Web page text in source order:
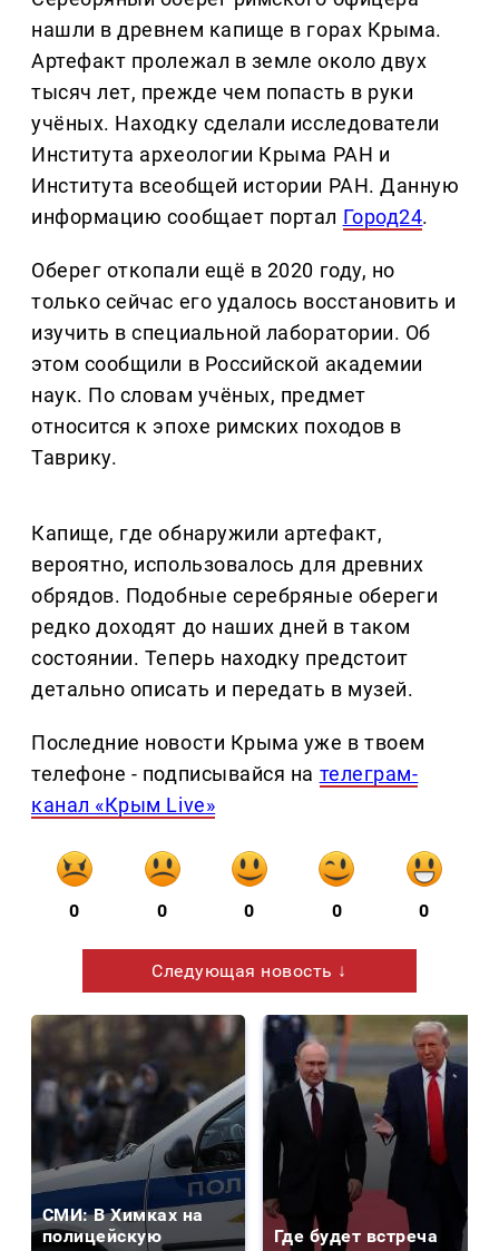
нашли в древнем капище в горах Крыма.
Артефакт пролежал в земле около двух
тысяч лет, прежде чем попасть в руки
учёных. Находку сделали исследователи
Института археологии Крыма РАН и
Института всеобщей истории РАН. Данную
информацию сообщает портал Город24.
Оберег откопали ещё в 2020 году, но
только сейчас его удалось восстановить и
изучить в специальной лаборатории. Об
этом сообщили в Российской академии
наук. По словам учёных, предмет
относится к эпохе римских походов в
Таврику.
Капище, где обнаружили артефакт,
вероятно, использовалось для древних
обрядов. Подобные серебряные обереги
редко доходят до наших дней в таком
состоянии. Теперь находку предстоит
детально описать и передать в музей.
Последние новости Крыма уже в твоем
телефоне - подписывайся на телеграм-
канал «Крым Live»
0 0 0 0 0
Следующая новость ↓
СМИ: В Химках на
полицейскую
Где будет встреча